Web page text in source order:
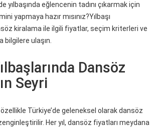
yılbaşında eğlencenin tadını çıkarmak için
yapmaya hazır mısınız?Yılbaşı
kiralama ile ilgili fiyatlar, seçim kriterleri ve
bilgilere ulaşın.
Dansöz
Seyri
özellikle Türkiye’de geleneksel olarak dansöz
Her yıl, dansöz fiyatları meydana